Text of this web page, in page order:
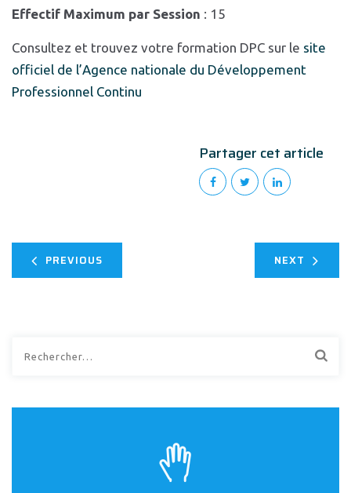
Effectif Maximum par Session : 15
Consultez et trouvez votre formation DPC sur le site
officiel de l’Agence nationale du Développement
Professionnel Continu
Partager cet article
PREVIOUS NEXT